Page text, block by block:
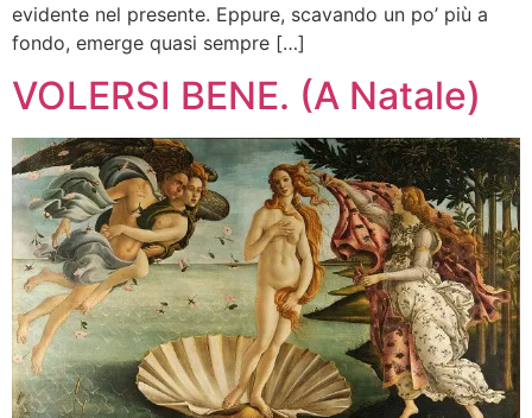
evidente nel presente. Eppure, scavando un po’ più a
fondo, emerge quasi sempre […]
VOLERSI BENE. (A Natale)